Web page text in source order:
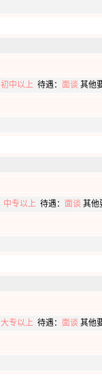
初中以上 待遇： 面谈 其他
中专以上 待遇： 面谈 其他
大专以上 待遇： 面谈 其他